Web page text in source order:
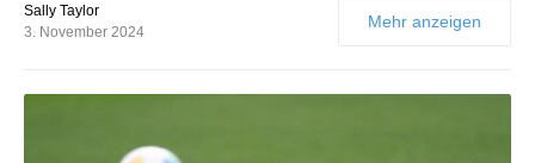
Sally Taylor
3. November 2024
Mehr anzeigen